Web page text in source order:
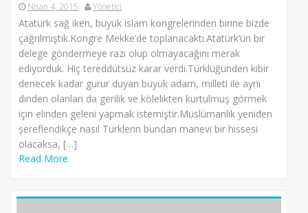
Nisan 4, 2015 Yönetici
Atatürk sağ iken, büyük islam kongrelerinden birine bizde
çağrılmıştık.Kongre Mekke’de toplanacaktı.Atatürk’ün bir
delege göndermeye razı olup olmayacağını merak
ediyorduk. Hiç tereddütsüz karar verdi.Türklüğünden kibir
denecek kadar gurur duyan büyük adam, milleti ile aynı
dinden olanları da gerilik ve kölelikten kurtulmuş görmek
için elinden geleni yapmak istemiştir.Müslümanlık yeniden
şereflendikçe nasıl Türklerin bundan manevi bir hissesi
olacaksa, […]
Read More